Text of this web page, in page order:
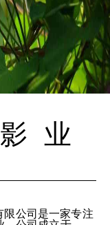
业
限公司是一家专注